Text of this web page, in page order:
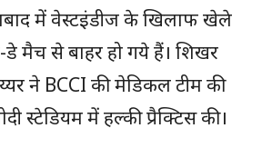
में वेस्टइंडीज के खिलाफ खेले
मैच से बाहर हो गये हैं। शिखर
ने BCCI की मेडिकल टीम की
स्टेडियम में हल्की प्रैक्टिस की।